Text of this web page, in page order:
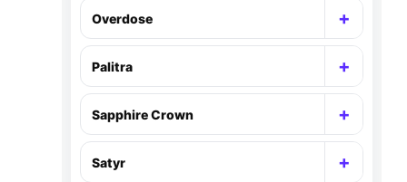
Overdose +
Palitra +
Sapphire Crown +
Satyr +